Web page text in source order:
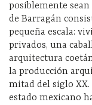
posiblemente
de Barragán
pequeña escala:
privados, una
arquitectura
la producción
mitad del siglo
estado mexicano